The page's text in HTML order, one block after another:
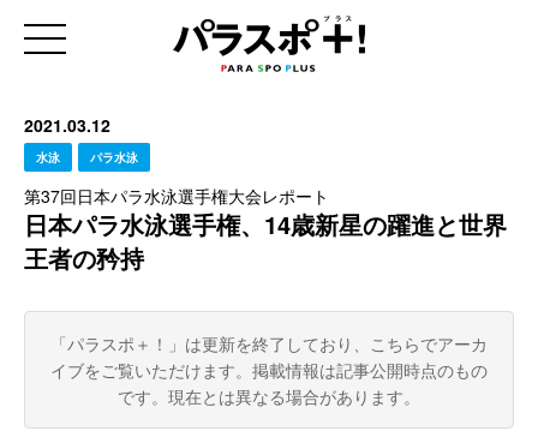
2021.03.12
水泳 パラ水泳
第37回日本パラ水泳選手権大会レポート
日本パラ水泳選手権、14歳新星の躍進と世界
王者の矜持
「パラスポ＋！」は更新を終了しており、こちらでアーカ
イブをご覧いただけます。 掲載情報は記事公開時点のもの
です。現在とは異なる場合があります。